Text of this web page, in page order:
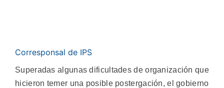
Corresponsal de IPS
Superadas algunas dificultades de organización que
hicieron temer una posible postergación, el gobierno